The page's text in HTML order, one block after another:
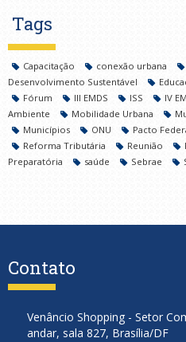
Tags
Capacitação conexão urbana
Desenvolvimento Sustentável
Fórum
III EMDS ISS IV
Ambiente
Mobilidade Urbana
Municípios
ONU Pacto
Reforma Tributária
Reunião
Preparatória
saúde Sebrae
Contato
Venâncio Shopping - Setor
andar, sala 827, Brasília/DF